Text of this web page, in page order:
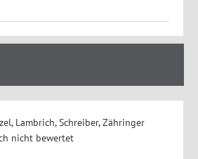
Lambrich, Schreiber, Zähringer
nicht bewertet